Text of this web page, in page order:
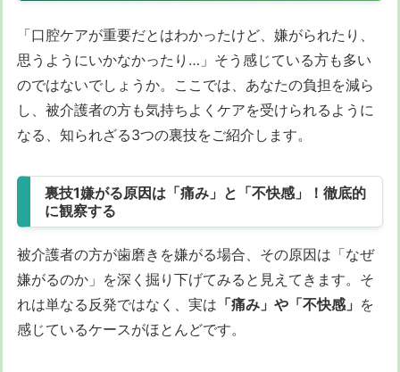
「口腔ケアが重要だとはわかったけど、嫌がられたり、
思うようにいかなかったり…」そう感じている方も多い
のではないでしょうか。ここでは、あなたの負担を減ら
し、被介護者の方も気持ちよくケアを受けられるように
なる、知られざる3つの裏技をご紹介します。
裏技1嫌がる原因は「痛み」と「不快感」！徹底的
に観察する
被介護者の方が歯磨きを嫌がる場合、その原因は「なぜ
嫌がるのか」を深く掘り下げてみると見えてきます。そ
れは単なる反発ではなく、実は 「痛み」や「不快感」 を
感じているケースがほとんどです。